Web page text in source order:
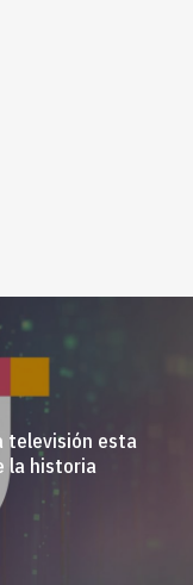
televisión esta
la historia